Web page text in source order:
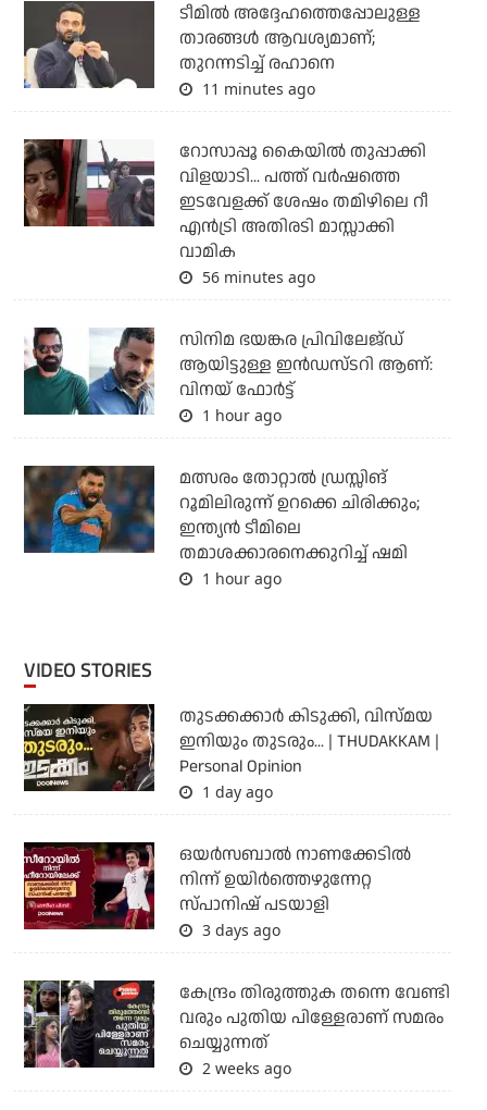
ടീമില്‍ അദ്ദേഹത്തെപ്പോലുള്ള
താരങ്ങള്‍ ആവശ്യമാണ്;
തുറന്നടിച്ച് രഹാനെ
11 minutes ago
റോസാപ്പൂ കൈയില്‍ തുപ്പാക്കി
വിളയാടി... പത്ത് വര്‍ഷത്തെ
ഇടവേളക്ക് ശേഷം തമിഴിലെ റീ
എന്‍ട്രി അതിരടി മാസ്സാക്കി
വാമിക
56 minutes ago
സിനിമ ഭയങ്കര പ്രിവിലേജ്ഡ്
ആയിട്ടുള്ള ഇൻഡസ്ടറി ആണ്:
വിനയ് ഫോർട്ട്
1 hour ago
മത്സരം തോറ്റാല്‍ ഡ്രസ്സിങ്
റൂമിലിരുന്ന് ഉറക്കെ ചിരിക്കും;
ഇന്ത്യന്‍ ടീമിലെ
തമാശക്കാരനെക്കുറിച്ച് ഷമി
1 hour ago
VIDEO STORIES
തുടക്കക്കാര്‍ കിടുക്കി, വിസ്മയ
ഇനിയും തുടരും... | THUDAKKAM |
Personal Opinion
1 day ago
ഒയര്‍സബാൽ നാണക്കേടിൽ
നിന്ന് ഉയിർത്തെഴുന്നേറ്റ
സ്പാനിഷ് പടയാളി
3 days ago
കേന്ദ്രം തിരുത്തുക തന്നെ വേണ്ടി
വരും പുതിയ പിള്ളേരാണ് സമരം
ചെയ്യുന്നത്
2 weeks ago